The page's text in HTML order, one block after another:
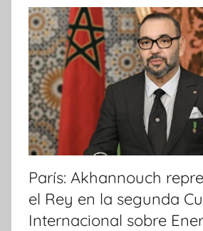
t
i
c
i
a
s
París: Akhannouch
el Rey en la segunda
Internacional sobre